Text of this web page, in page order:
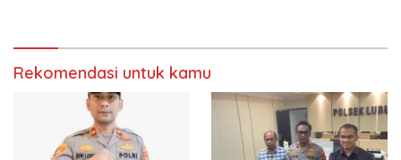
Rekomendasi untuk kamu